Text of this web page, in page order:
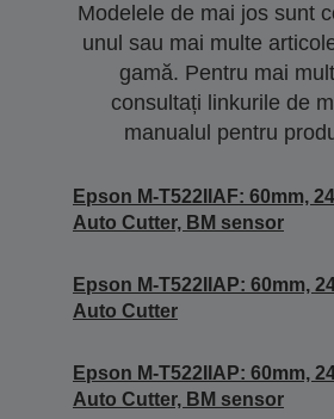
Modelele de mai jos sunt
unul sau mai multe
gamă. Pentru mai
consultați linkurile de
manualul pentru
Epson M-T522IIAF: 60mm,
Auto Cutter, BM sensor
Epson M-T522IIAP: 60mm,
Auto Cutter
Epson M-T522IIAP: 60mm,
Auto Cutter, BM sensor